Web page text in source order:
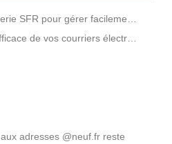
aux adresses @neuf.fr reste